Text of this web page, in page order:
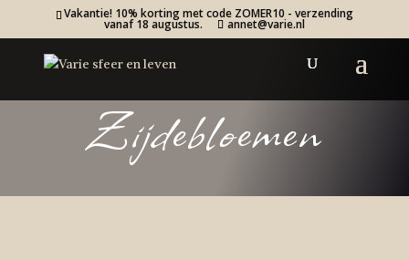
Vakantie! 10% korting met code ZOMER10 - verzending
vanaf 18 augustus. annet@varie.nl
Zijdebloemen